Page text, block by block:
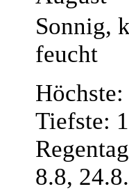
Sonnig,
feucht
Höchste:
Tiefste:
8.8,